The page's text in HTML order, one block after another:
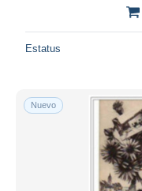
Estatus
Nuevo